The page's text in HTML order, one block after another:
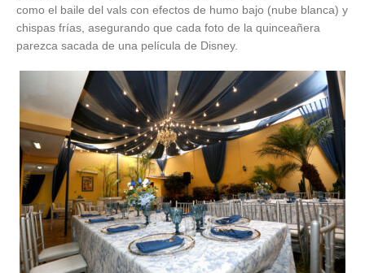
como el baile del vals con efectos de humo bajo (nube blanca) y
chispas frías, asegurando que cada foto de la quinceañera
parezca sacada de una película de Disney.